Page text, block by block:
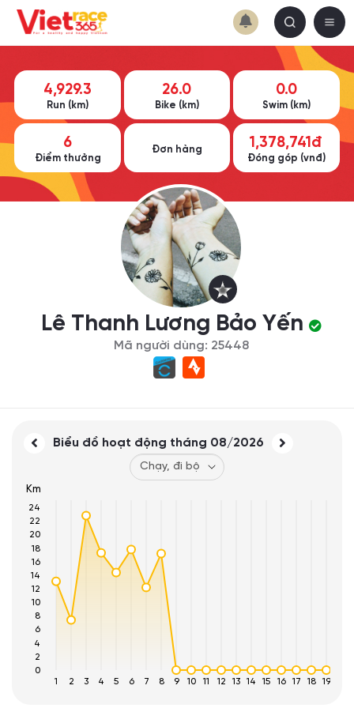
4,929.3
Run (km)
26.0
Bike (km)
0.0
Swim (km)
6
Điểm thưởng
Đơn hàng 1,378,741đ
Đóng góp (vnđ)
Lê Thanh Lương Bảo Yến
Mã người dùng: 25448
Biểu đồ hoạt động tháng 08/2026
1 2 3 4 5 6 7 8 9 10 11 12 13 14 15 16 17 18 19
0
2
4
6
8
10
12
14
16
18
20
22
24
Km